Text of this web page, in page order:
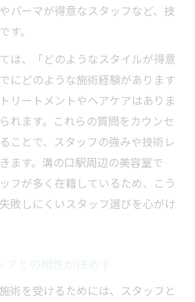
パーマが得意なスタッフなど、技
す。
は、「どのようなスタイルが得意
にどのような施術経験があります
リートメントやヘアケアはありま
れます。これらの質問をカウンセ
ことで、スタッフの強みや技術レ
ます。溝の口駅周辺の美容室で
フが多く在籍しているため、こう
敗しにくいスタッフ選びを心がけ
との相性が決め手
術を受けるためには、スタッフと